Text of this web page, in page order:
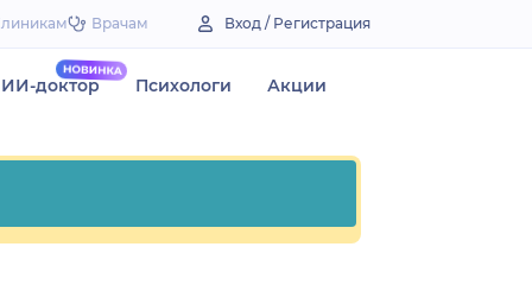
Врачам Вход / Регистрация
ИИ-доктор Психологи Акции